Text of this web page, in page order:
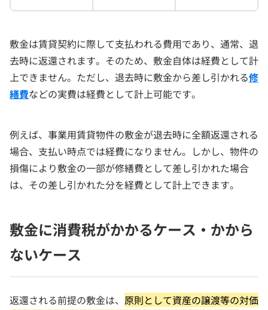
敷金は賃貸契約に際して支払われる費用であり、通常、退
去時に返還されます。そのため、敷金自体は経費として計
上できません。ただし、退去時に敷金から差し引かれる修
繕費などの実費は経費として計上可能です。
例えば、事業用賃貸物件の敷金が退去時に全額返還される
場合、支払い時点では経費になりません。しかし、物件の
損傷により敷金の一部が修繕費として差し引かれた場合
は、その差し引かれた分を経費として計上できます。
敷金に消費税がかかるケース・かから
ないケース
返還される前提の敷金は、 原則として資産の譲渡等の対価